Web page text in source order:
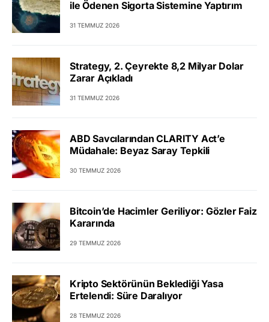
ile Ödenen Sigorta Sistemine Yaptırım
31 TEMMUZ 2026
Strategy, 2. Çeyrekte 8,2 Milyar Dolar
Zarar Açıkladı
31 TEMMUZ 2026
ABD Savcılarından CLARITY Act’e
Müdahale: Beyaz Saray Tepkili
30 TEMMUZ 2026
Bitcoin’de Hacimler Geriliyor: Gözler Faiz
Kararında
29 TEMMUZ 2026
Kripto Sektörünün Beklediği Yasa
Ertelendi: Süre Daralıyor
28 TEMMUZ 2026